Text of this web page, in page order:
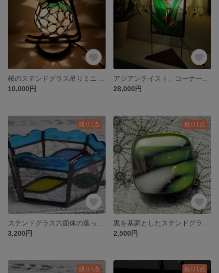
10,000円
28,000円
残り1点
3,200円
残り1点
2,500円
残り1点 残り1点